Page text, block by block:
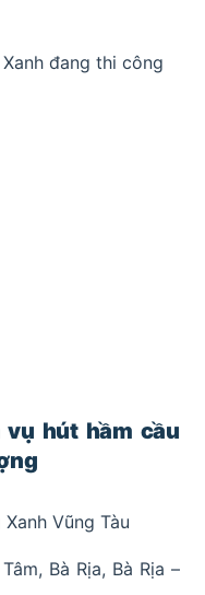
đang thi công
hút hầm cầu
Vũng Tàu
Bà Rịa, Bà Rịa –